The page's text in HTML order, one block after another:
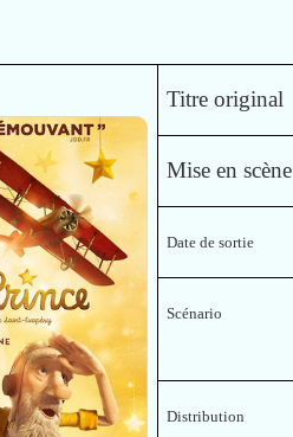
Titre original
Mise en scène
Date de sortie
Scénario
Distribution